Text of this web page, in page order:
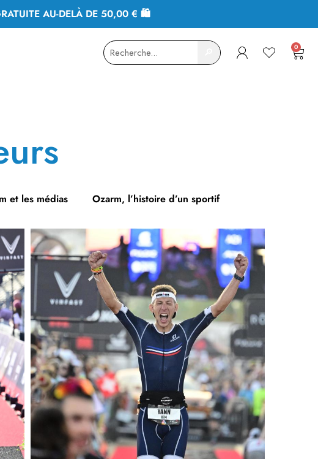
AU-DELÀ DE 50,00 € 🛍
0
et les médias Ozarm, l’histoire d’un sportif